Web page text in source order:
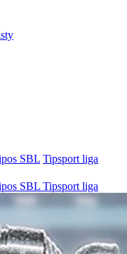
SBL Tipsport liga
SBL Tipsport liga